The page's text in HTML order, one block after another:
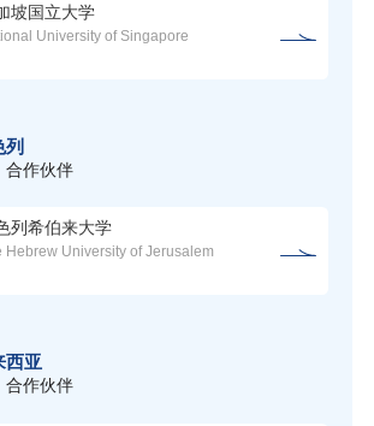
坡国立大学
University of Singapore
列
合作伙伴
列希伯来大学
Hebrew University of Jerusalem
西亚
合作伙伴